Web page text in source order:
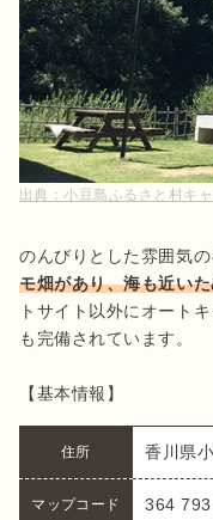
出典： 小豆島ふるさと村キ
のんびりとした雰囲気の
モ畑があり、海も近い
トサイト以外にオート
も完備されています。
【基本情報】
住所 香川県
マップコード 364